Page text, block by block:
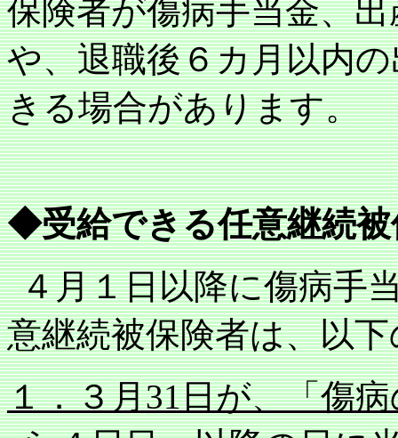
保険者が傷病手当金、
や、退職後６カ月以内
きる場合があります。
◆受給できる任意継続被
４月１日以降に傷病手
意継続被保険者は、以
１．３月31日が、「傷